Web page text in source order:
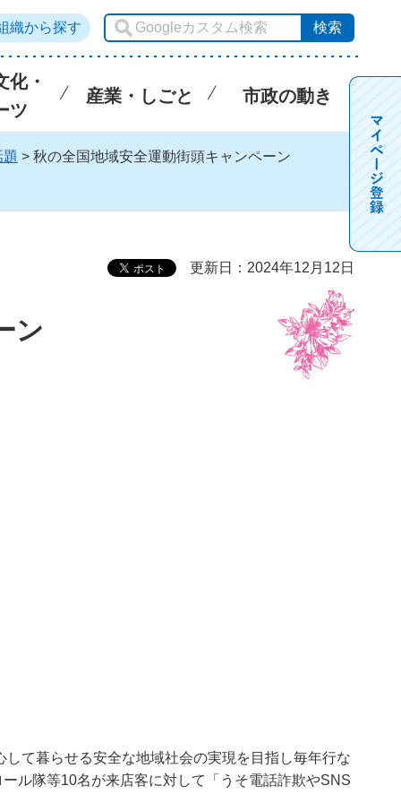
織から探す
化・
ツ
産業・しごと 市政の動き
> 秋の全国地域安全運動街頭キャンペーン
更新日：2024年12月12日
ン
て暮らせる安全な地域社会の実現を目指し毎年行な
ル隊等10名が来店客に対して「うそ電話詐欺やSNS